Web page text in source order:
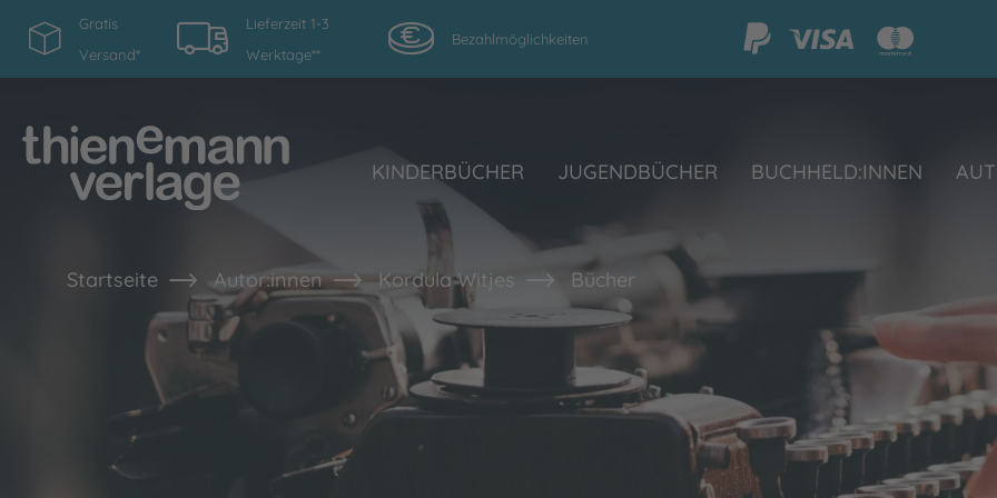
Gratis
Versand*
Lieferzeit 1-3
Werktage**
Bezahlmöglichkeiten
KINDERBÜCHER JUGENDBÜCHER BUCHHELD:INNEN
Startseite Autor:innen Kordula Witjes Bücher